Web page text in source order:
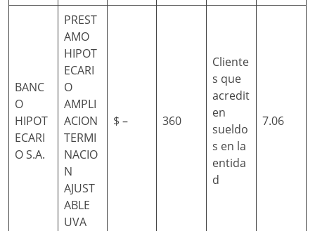
BANC
O
HIPOT
ECARI
O S.A.
PREST
AMO
HIPOT
ECARI
O
AMPLI
ACION
TERMI
NACIO
N
AJUST
ABLE
UVA
$ – 360
Cliente
s que
acredit
en
sueldo
s en la
entida
d
7.06